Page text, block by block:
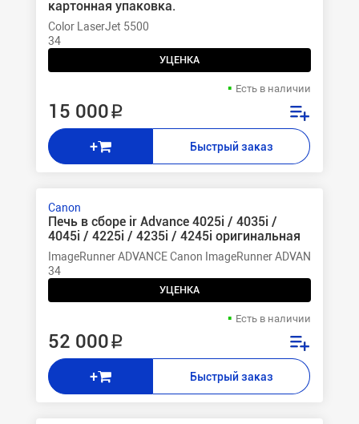
картонная упаковка.
Color LaserJet 5500
34
УЦЕНКА
Есть в наличии
15 000 ₽
+ Быстрый заказ
Canon
Печь в сборе ir Advance 4025i / 4035i /
4045i / 4225i / 4235i / 4245i оригинальная
ImageRunner ADVANCE Canon ImageRunner ADVANCE
34
УЦЕНКА
Есть в наличии
52 000 ₽
+ Быстрый заказ